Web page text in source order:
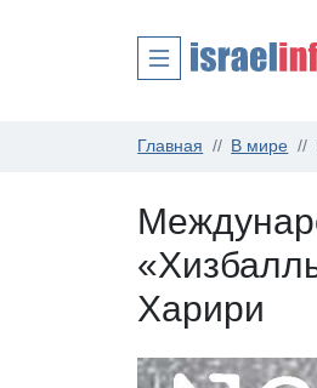
Главная В мире
Харири